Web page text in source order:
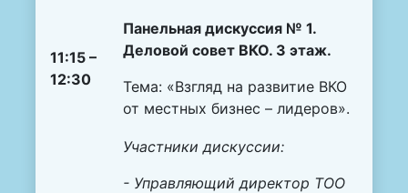
11:15 –
12:30
Панельная дискуссия № 1.
Деловой совет ВКО. 3 этаж.
Тема: «Взгляд на развитие ВКО
от местных бизнес – лидеров».
Участники дискуссии:
- Управляющий директор ТОО